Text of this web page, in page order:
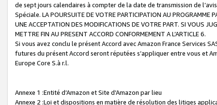
de sept jours calendaires à compter de la date de transmission de
Spéciale. LA POURSUITE DE VOTRE PARTICIPATION AU PROGRAMME
UNE ACCEPTATION DES MODIFICATIONS DE VOTRE PART. SI VOUS
METTRE FIN AU PRESENT ACCORD CONFORMEMENT A L’ARTICLE 6.
Si vous avez conclu le présent Accord avec Amazon France Services
futures du présent Accord seront réputées s’appliquer entre vous et
Europe Core S.à r.l.
Annexe 1 :Entité d’Amazon et Site d’Amazon par lieu
Annexe 2 :Loi et dispositions en matière de résolution des litiges